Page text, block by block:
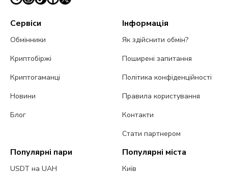
Сервіси
Обмінники
Криптобіржі
Криптогаманці
Новини
Блог
Інформація
Як здійснити обмін?
Поширені запитання
Політика конфіденційності
Правила користування
Контакти
Стати партнером
Популярні пари
USDT на UAH
Популярні міста
Київ